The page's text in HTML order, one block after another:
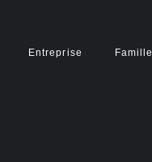
Entreprise Famille